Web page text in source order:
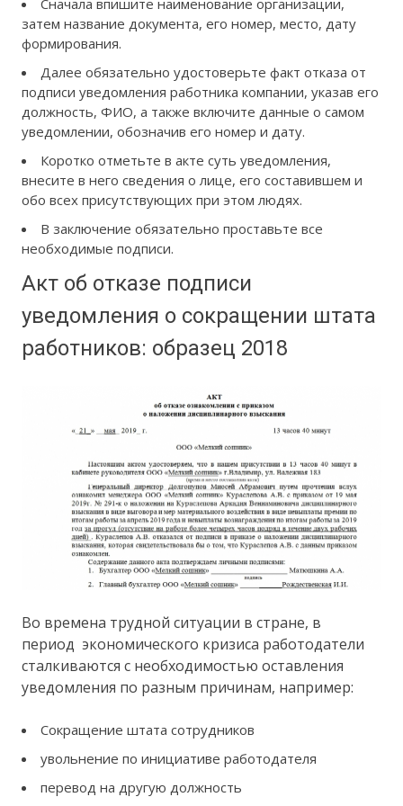
Cначала впишите наименование организации,
затем название документа, его номер, место, дату
формирования.
Далее обязательно удостоверьте факт отказа от
подписи уведомления работника компании, указав его
должность, ФИО, а также включите данные о самом
уведомлении, обозначив его номер и дату.
Коротко отметьте в акте суть уведомления,
внесите в него сведения о лице, его составившем и
обо всех присутствующих при этом людях.
В заключение обязательно проставьте все
необходимые подписи.
Акт об отказе подписи
уведомления о сокращении штата
работников: образец 2018
Во времена трудной ситуации в стране, в
период экономического кризиса работодатели
сталкиваются с необходимостью оставления
уведомления по разным причинам, например:
Сокращение штата сотрудников
увольнение по инициативе работодателя
перевод на другую должность